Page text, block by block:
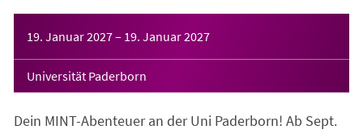
19. Januar 2027– 19. Januar 2027
Universität Paderborn
Dein MINT-Abenteuer an der Uni Paderborn! Ab Sept.